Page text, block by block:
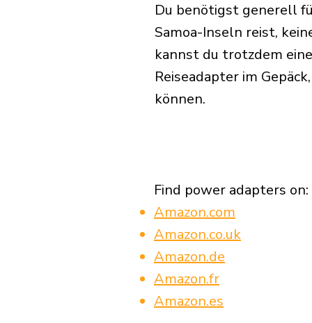
Du benötigst generell
Samoa-Inseln reist,
kannst du trotzdem
Reiseadapter im
können.
Find power adapters on:
Amazon.com
Amazon.co.uk
Amazon.de
Amazon.fr
Amazon.es